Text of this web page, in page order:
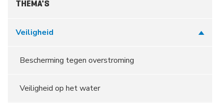
THEMA'S
Veiligheid
Bescherming tegen overstroming
Veiligheid op het water